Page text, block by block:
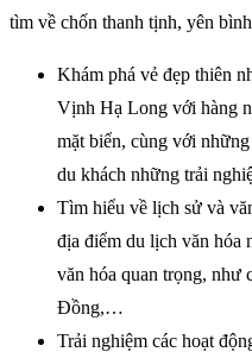
tìm về chốn thanh tịnh, yên
Khám phá vẻ đẹp thiên
Vịnh Hạ Long với hàng
mặt biển, cùng với
du khách những trải
Tìm hiểu về lịch sử và
địa điểm du lịch văn hóa
văn hóa quan trọng, như
Đồng,…
Trải nghiệm các hoạt